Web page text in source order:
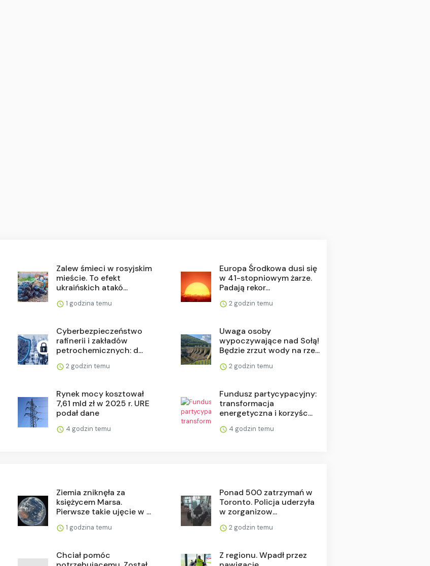
Zalew śmieci w rosyjskim
mieście. To efekt
ukraińskich atakó...
1 godzina temu
Europa Środkowa dusi się
w 41-stopniowym żarze.
Padają rekor...
2 godzin temu
Cyberbezpieczeństwo
rafinerii i zakładów
petrochemicznych: d...
2 godzin temu
Uwaga osoby
wypoczywające nad Sołą!
Będzie zrzut wody na rze...
2 godzin temu
Rynek mocy kosztował
7,61 mld zł w 2025 r. URE
podał dane
4 godzin temu
Fundusz partycypacyjny:
transformacja
energetyczna i korzyśc...
4 godzin temu
Ziemia zniknęła za
księżycem Marsa.
Pierwsze takie ujęcie w ...
1 godzina temu
Ponad 500 zatrzymań w
Toronto. Policja uderzyła
w zorganizow...
2 godzin temu
Chciał pomóc
Z regionu. Wpadł przez